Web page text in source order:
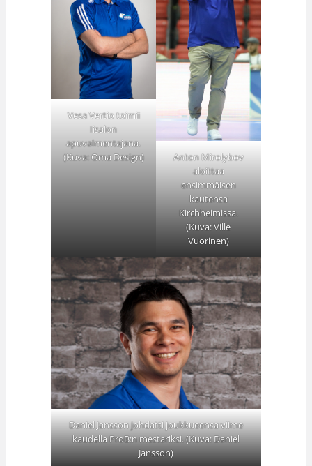
Vesa Vertio toimii
Iisalon
apuvalmentajana.
(Kuva: Oma Design)
Anton Mirolybov
aloittaa
ensimmäisen
kautensa
Kirchheimissa.
(Kuva: Ville
Vuorinen)
Daniel Jansson johdatti joukkueensa viime
kaudella ProB:n mestariksi. (Kuva: Daniel
Jansson)